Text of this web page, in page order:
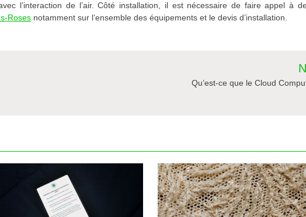
l’interaction de l’air. Côté installation, il est nécessaire de faire appel à
Roses notamment sur l’ensemble des équipements et le devis d’installation.
Qu’est-ce que le Cloud